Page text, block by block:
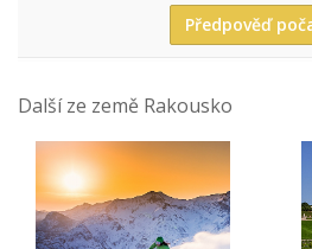
Předpověď
Další ze země Rakousko